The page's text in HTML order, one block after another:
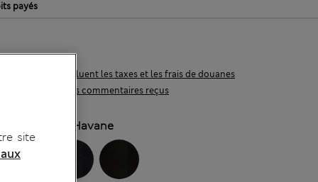
payés
83 les commentaires reçus
€73,00
Tous les prix incluent les taxes et les frais de douanes
Havane
site